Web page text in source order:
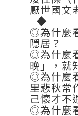
厭世國文
◆
◎為什麼
隱居？
◎為什麼
晚」，就
◎為什麼
里悲秋常
己懷才不
◎為什麼